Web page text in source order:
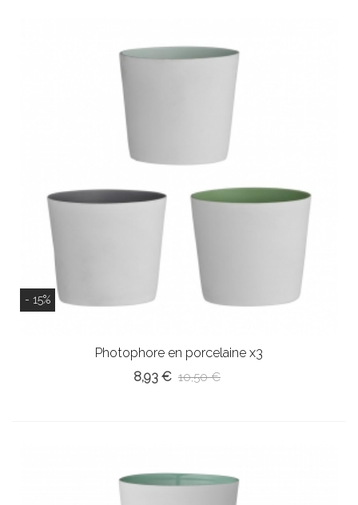
- 15%
Photophore en porcelaine x3
8,93 € 10,50 €